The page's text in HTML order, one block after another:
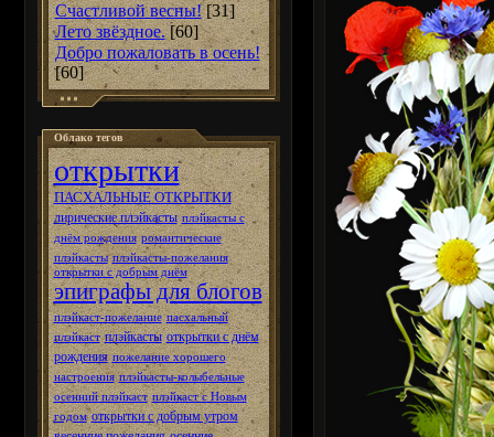
Счастливой весны! [31]
Лето звёздное. [60]
Добро пожаловать в осень!
[60]
Облако тегов
открытки
ПАСХАЛЬНЫЕ ОТКРЫТКИ
лирические плэйкасты плэйкасты с
днём рождения романтические
плэйкасты плэйкасты-пожелания
открытки с добрым днём
эпиграфы для блогов
плэйкаст-пожелание пасхальный
плэйкаст плэйкасты открытки с днём
рождения пожелание хорошего
настроения плэйкасты-колыбельные
осенний плэйкаст плэйкаст с Новым
годом открытки с добрым утром